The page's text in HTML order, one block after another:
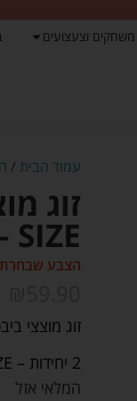
משחקים וצעצועים
עמוד הבית /
SIZE – ביבס
הצבע שבחרת
זוג מוצצי
2 יחידות – ONE SIZE.
המלאי אזל